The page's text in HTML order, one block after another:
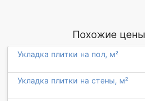
Похожие цены
Укладка плитки на пол, м²
Укладка плитки на стены, м²